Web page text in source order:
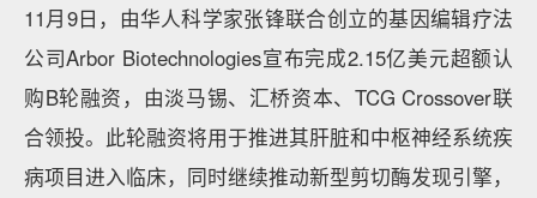
11月9日，由华人科学家张锋联合创立的基因编辑疗法
公司Arbor Biotechnologies宣布完成2.15亿美元超额认
购B轮融资，由淡马锡、汇桥资本、TCG Crossover联
合领投。此轮融资将用于推进其肝脏和中枢神经系统疾
病项目进入临床，同时继续推动新型剪切酶发现引擎，